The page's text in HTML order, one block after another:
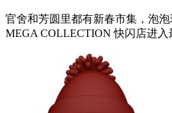
官舍和芳圆里都有新春市集，泡
MEGA COLLECTION 快闪店进入